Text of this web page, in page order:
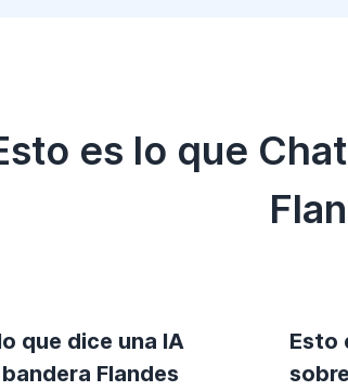
es lo que
que dice una IA
Flandes
Esto